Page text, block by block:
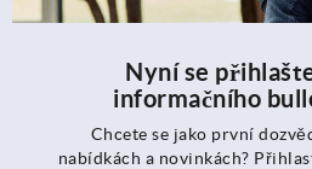
Nyní se
informačního
Chcete se jako první
nabídkách a novinkách?